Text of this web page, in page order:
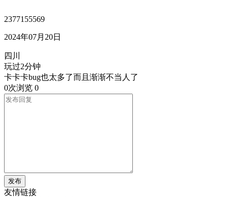
2377155569
2024年07月20日
四川
玩过2分钟
卡卡卡bug也太多了而且渐渐不当人了
0次浏览 0
发布
友情链接